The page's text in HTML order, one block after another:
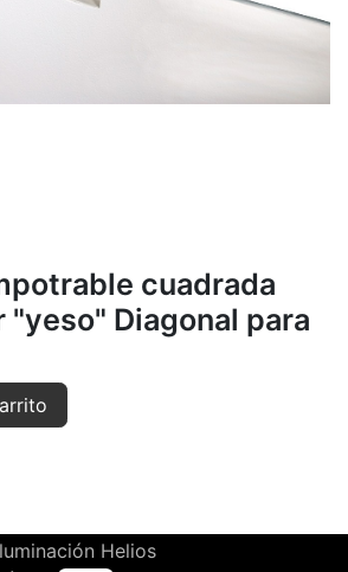
cuadrada
"yeso" Diagonal para
Helios